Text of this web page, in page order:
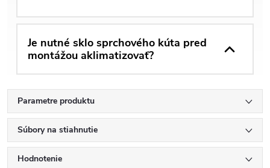
Je nutné sklo sprchového kúta pred
montážou aklimatizovať?
Parametre produktu
Súbory na stiahnutie
Hodnotenie